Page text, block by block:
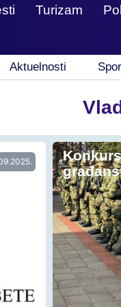
Turizam
Aktuelnosti
…